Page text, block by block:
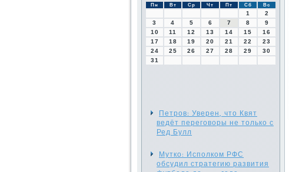
Пн Вт Ср Чт Пт Сб Вс
1
2
3
4 5 6 7 8
9
10
11 12 13 14 15
16
17
18 19 20 21 22
23
24
25 26 27 28 29
30
31
Петров: Уверен, что Квят
ведёт переговоры не только с
Ред Булл
Мутко: Исполком РФС
обсудил стратегию развития